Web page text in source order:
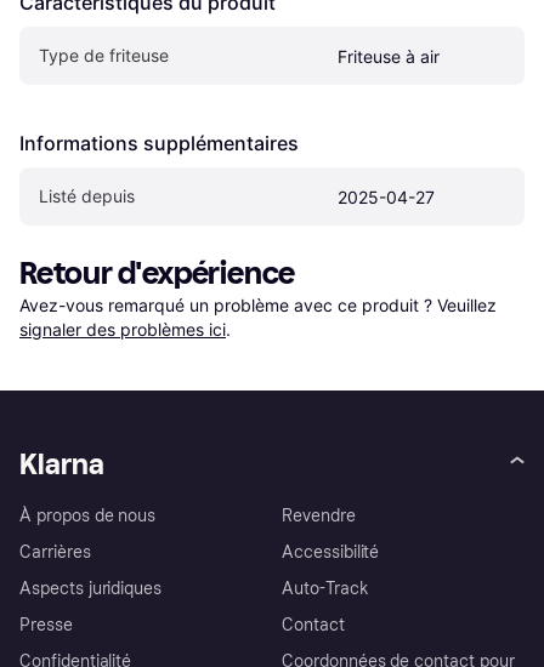
Type de friteuse Friteuse à air
Informations supplémentaires
Listé depuis 2025-04-27
Retour d'expérience
Avez-vous remarqué un problème avec ce produit ? Veuillez
signaler des problèmes ici.
Klarna
À propos de nous
Carrières
Aspects juridiques
Presse
Confidentialité
Revendre
Accessibilité
Auto-Track
Contact
Coordonnées de contact pour